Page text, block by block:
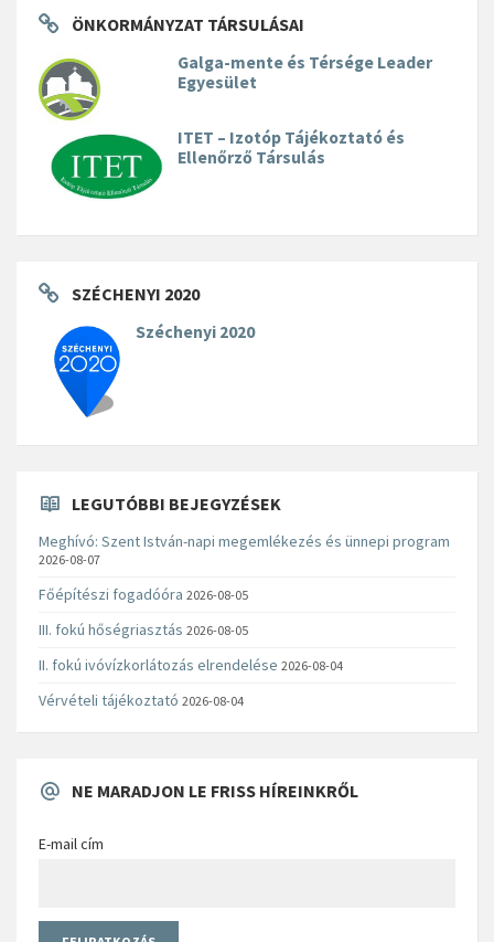
ÖNKORMÁNYZAT TÁRSULÁSAI
Galga-mente és Térsége Leader
Egyesület
ITET – Izotóp Tájékoztató és
Ellenőrző Társulás
SZÉCHENYI 2020
Széchenyi 2020
LEGUTÓBBI BEJEGYZÉSEK
Meghívó: Szent István-napi megemlékezés és ünnepi program
2026-08-07
Főépítészi fogadóóra 2026-08-05
III. fokú hőségriasztás 2026-08-05
II. fokú ivóvízkorlátozás elrendelése 2026-08-04
Vérvételi tájékoztató 2026-08-04
NE MARADJON LE FRISS HÍREINKRŐL
E-mail cím